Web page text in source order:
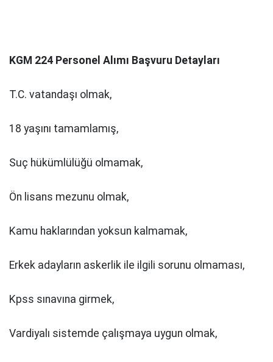
KGM 224 Personel Alımı Başvuru Detayları
T.C. vatandaşı olmak,
18 yaşını tamamlamış,
Suç hükümlülüğü olmamak,
Ön lisans mezunu olmak,
Kamu haklarından yoksun kalmamak,
Erkek adayların askerlik ile ilgili sorunu olmaması,
Kpss sınavına girmek,
Vardiyalı sistemde çalışmaya uygun olmak,